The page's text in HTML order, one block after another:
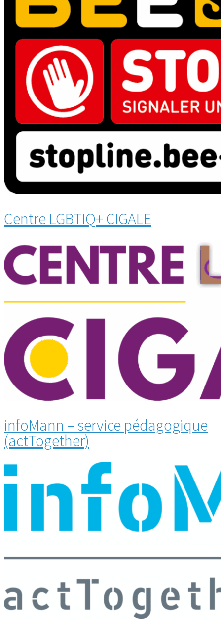
Centre LGBTIQ+ CIGALE
infoMann – service pédagogique
(actTogether)